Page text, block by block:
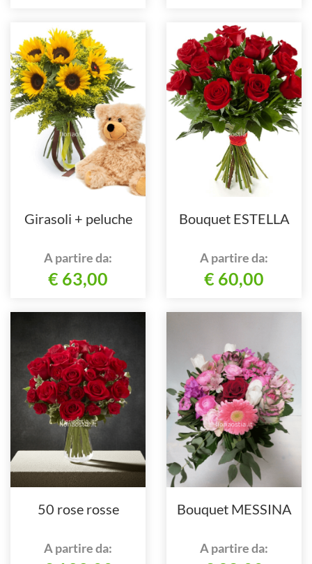
Girasoli + peluche
A partire da:
€ 63,00
Bouquet ESTELLA
A partire da:
€ 60,00
50 rose rosse
A partire da:
Bouquet MESSINA
A partire da: